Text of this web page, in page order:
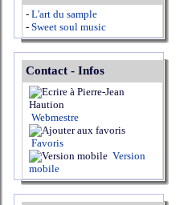
- L'art du sample
- Sweet soul music
Contact - Infos
Webmestre
Favoris
Version
mobile